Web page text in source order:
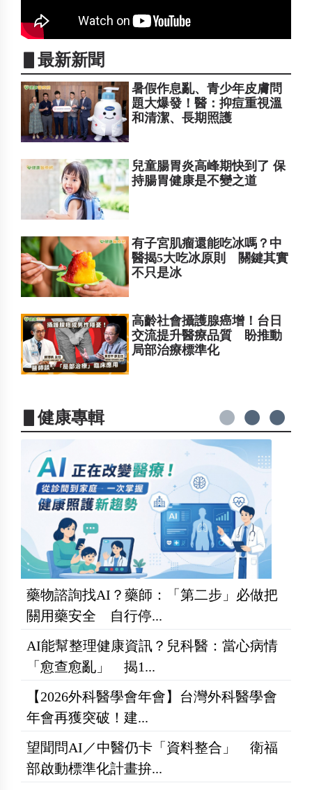
▋最新新聞
暑假作息亂、青少年皮膚問
題大爆發！醫：抑痘重視溫
和清潔、長期照護
兒童腸胃炎高峰期快到了 保
持腸胃健康是不變之道
有子宮肌瘤還能吃冰嗎？中
醫揭5大吃冰原則 關鍵其實
不只是冰
高齡社會攝護腺癌增！台日
交流提升醫療品質 盼推動
局部治療標準化
▋健康專輯
藥物諮詢找AI？藥師：「第二步」必做把
關用藥安全 自行停...
AI能幫整理健康資訊？兒科醫：當心病情
「愈查愈亂」 揭1...
【2026外科醫學會年會】台灣外科醫學會
年會再獲突破！建...
望聞問AI／中醫仍卡「資料整合」 衛福
部啟動標準化計畫拚...